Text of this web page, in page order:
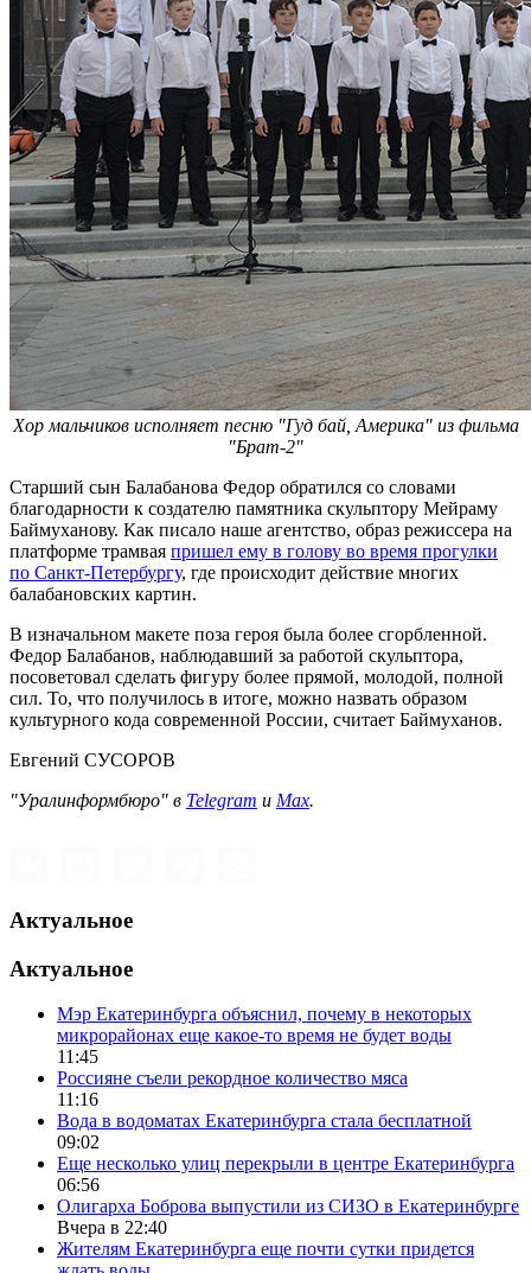
Хор мальчиков исполняет песню "Гуд бай, Америка" из фильма
"Брат-2"
Старший сын Балабанова Федор обратился со словами
благодарности к создателю памятника скульптору Мейраму
Баймуханову. Как писало наше агентство, образ режиссера на
платформе трамвая пришел ему в голову во время прогулки
по Санкт-Петербургу, где происходит действие многих
балабановских картин.
В изначальном макете поза героя была более сгорбленной.
Федор Балабанов, наблюдавший за работой скульптора,
посоветовал сделать фигуру более прямой, молодой, полной
сил. То, что получилось в итоге, можно назвать образом
культурного кода современной России, считает Баймуханов.
Евгений СУСОРОВ
"Уралинформбюро" в Telegram и Max.
Актуальное
Актуальное
Мэр Екатеринбурга объяснил, почему в некоторых
микрорайонах еще какое-то время не будет воды
11:45
Россияне съели рекордное количество мяса
11:16
Вода в водоматах Екатеринбурга стала бесплатной
09:02
Еще несколько улиц перекрыли в центре Екатеринбурга
06:56
Олигарха Боброва выпустили из СИЗО в Екатеринбурге
Вчера в 22:40
Жителям Екатеринбурга еще почти сутки придется